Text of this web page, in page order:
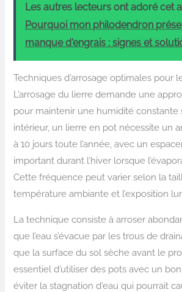
Les autres lecteurs ont adoré cet
Pourquoi mon philodendron
manque d'engrais : signes et
Techniques d’arrosage optimales pour
L’arrosage du lierre demande une
pour maintenir une humidité constante
intérieur, un lierre en pot nécessite un
à 10 jours toute l’année, avec un
important durant l’hiver lorsque
Cette fréquence peut varier selon la
température ambiante et l’exposition
La technique consiste à arroser
que l’eau s’évacue par les trous de
que la surface du sol sèche avant le
essentiel d’utiliser des pots avec un
éviter la stagnation d’eau qui pourrait